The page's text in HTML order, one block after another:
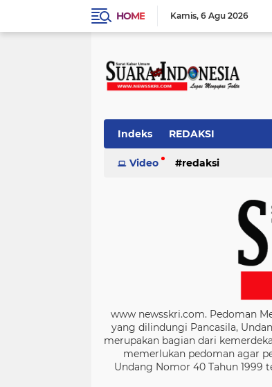
HOME Kamis 6 Agu 2026
Indeks REDAKSI
Video redaksi
www newsskri.com. Pedoman
yang dilindungi Pancasila,
merupakan bagian dari
memerlukan pedoman agar
Undang Nomor 40 Tahun 1999